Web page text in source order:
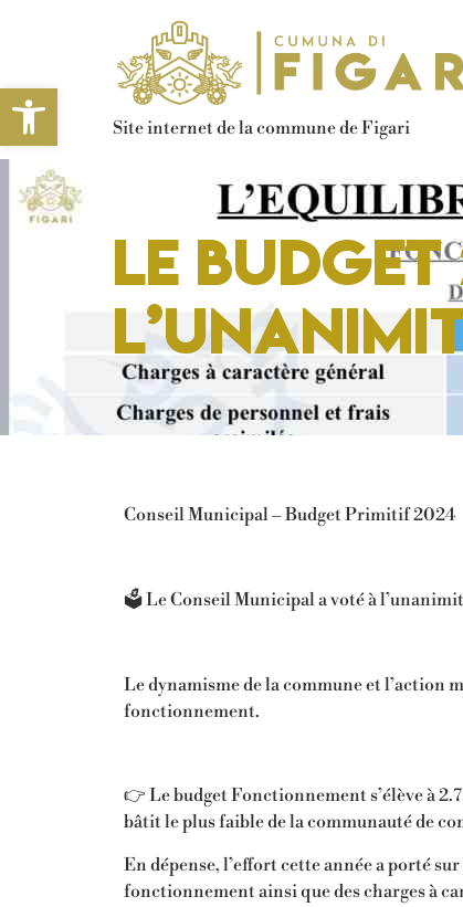
Site internet de la commune de Figari
le Budget
Conseil Municipal – Budget Primitif 2024
🗳️ Le Conseil Municipal a voté à
Le dynamisme de la commune et l’action
fonctionnement.
👉 Le budget Fonctionnement s’élève à
bâtit le plus faible de la communauté de
En dépense, l’effort cette année a porté
fonctionnement ainsi que des charges à
Ouvrir la barre d’outils